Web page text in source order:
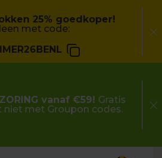
25% goedkoper!
met code:
vanaf €59! Gratis
niet met Groupon codes.